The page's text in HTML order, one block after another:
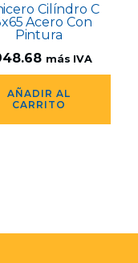
Cilíndro C
Acero Con
Pintura
más IVA
AÑADIR AL
CARRITO